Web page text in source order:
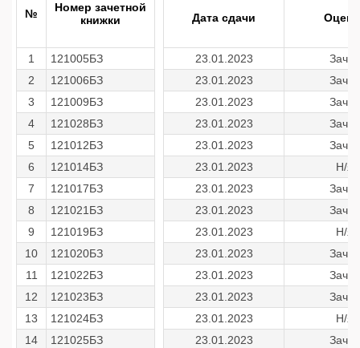
№
Номер зачетной
книжки
1
121005БЗ
2
121006БЗ
3
121009БЗ
4
121028БЗ
5
121012БЗ
6
121014БЗ
7
121017БЗ
8
121021БЗ
9
121019БЗ
10
121020БЗ
11
121022БЗ
12
121023БЗ
13
121024БЗ
14
121025БЗ
Дата сдачи
23.01.2023
Зачет
23.01.2023
Зачет
23.01.2023
Зачет
23.01.2023
Зачет
23.01.2023
Зачет
23.01.2023
Н/я
23.01.2023
Зачет
23.01.2023
Зачет
23.01.2023
Н/я
23.01.2023
Зачет
23.01.2023
Зачет
23.01.2023
Зачет
23.01.2023
Н/я
23.01.2023
Зачет